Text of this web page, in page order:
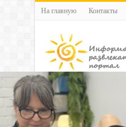
На главную Контакты